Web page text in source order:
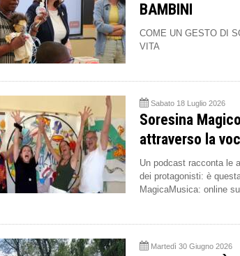
BAMBINI
COME UN GESTO DI
VITA
Sabato 18 Luglio 2026
Soresina
attraverso la
Un podcast racconta le
dei protagonisti: è
MagicaMusica: online
Martedì 30 Giugno 2026